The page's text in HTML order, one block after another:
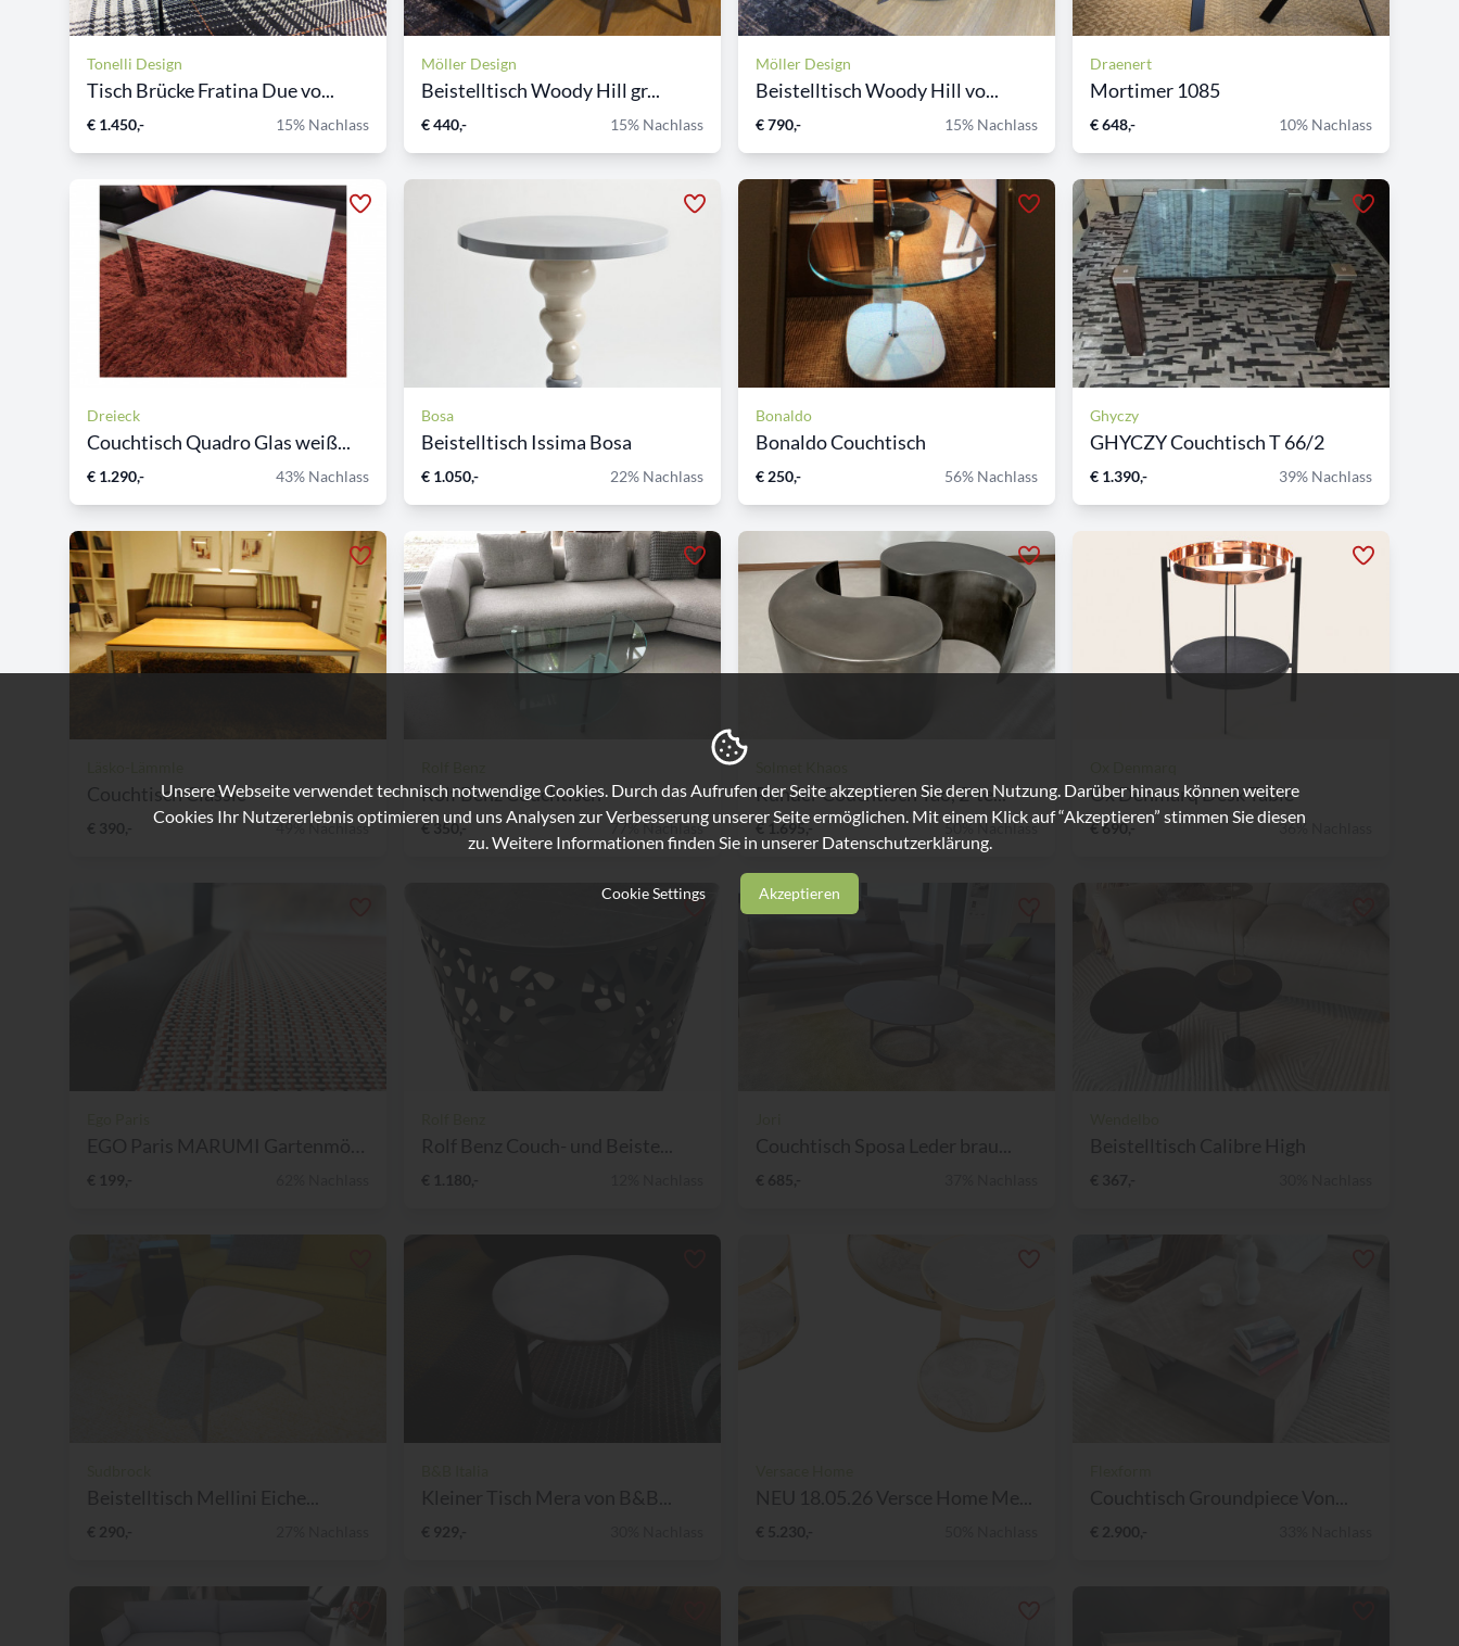
Tonelli Design
Tisch Brücke Fratina Due vo...
€ 1.450,- 15% Nachlass
Möller Design
Beistelltisch Woody Hill gr...
€ 440,- 15% Nachlass
Möller Design
Beistelltisch Woody Hill vo...
€ 790,- 15% Nachlass
Draenert
Mortimer 1085
€ 648,- 10% Nachlass
Dreieck
Couchtisch Quadro Glas weiß...
€ 1.290,- 43% Nachlass
Bosa
Beistelltisch Issima Bosa
€ 1.050,- 22% Nachlass
Bonaldo
Bonaldo Couchtisch
€ 250,- 56% Nachlass
Ghyczy
GHYCZY Couchtisch T 66/2
€ 1.390,- 39% Nachlass
Couchtisch Classic
€ 390,- 49% Nachlass
Rolf Benz Couchtisch
€ 350,- 77% Nachlass
Runder Couchtisch Tao, 2-te...
€ 1.695,- 50% Nachlass
Ox Denmarq Desk Table
€ 690,- 36% Nachlass
Unsere Webseite verwendet technisch notwendige Cookies. Durch das Aufrufen der Seite akzeptieren Sie deren Nutzung. Darüber hinaus können weitere
Cookies Ihr Nutzererlebnis optimieren und uns Analysen zur Verbesserung unserer Seite ermöglichen. Mit einem Klick auf “Akzeptieren” stimmen Sie diesen
zu. Weitere Informationen finden Sie in unserer Datenschutzerklärung.
Cookie Settings Akzeptieren